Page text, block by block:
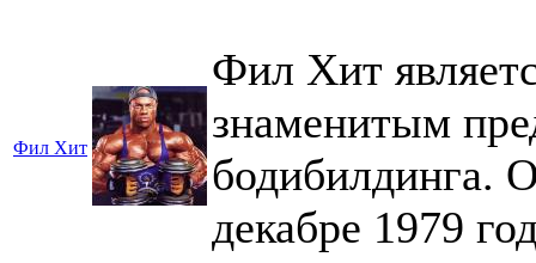
Фил Хит
Фил Хит
знаменитым
бодибилдинга.
декабре 1979